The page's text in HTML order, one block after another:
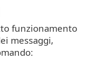
funzionamento
messaggi,